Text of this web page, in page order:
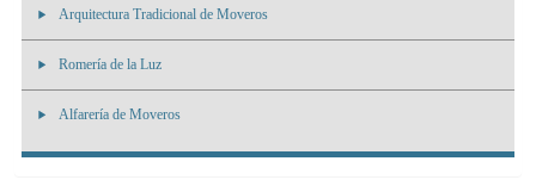
Arquitectura Tradicional de Moveros
Romería de la Luz
Alfarería de Moveros